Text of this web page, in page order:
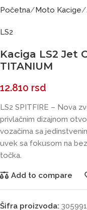
Početna Moto Kacige
LS2
Kaciga LS2 Jet
TITANIUM
12.810 rsd
LS2 SPITFIRE – Nova
privlačnim dizajnom
vozačima sa
uvek sa fokusom na
točka.
Add to compare
Šifra proizvoda: